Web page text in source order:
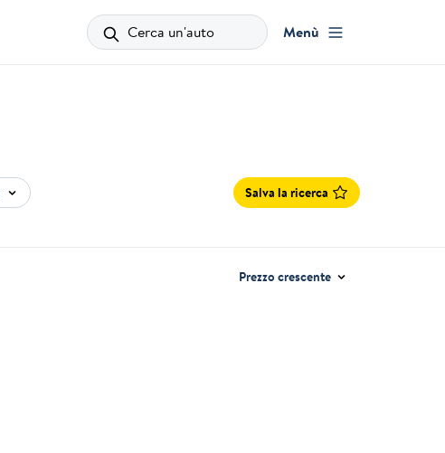
Cerca un'auto Menù
Salva la ricerca
Prezzo crescente